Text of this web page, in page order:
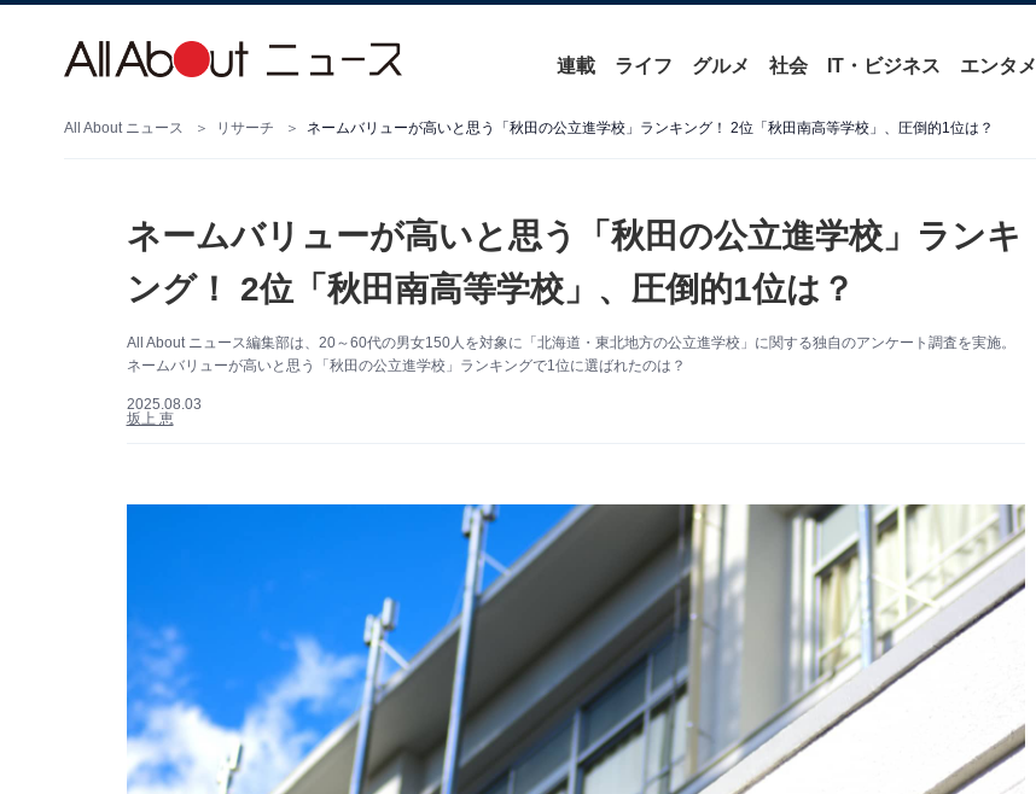
連載 ライフ グルメ 社会 IT・ビジネス エンタメ
All About ニュース リサーチ ネームバリューが高いと思う「秋田の公立進学校」ランキング！ 2位「秋田南高等学校」、圧倒的1位は？
ネームバリューが高いと思う「秋田の公立進学校」ランキ
ング！ 2位「秋田南高等学校」、圧倒的1位は？
All About ニュース編集部は、20～60代の男女150人を対象に「北海道・東北地方の公立進学校」に関する独自のアンケート調査を実施。
ネームバリューが高いと思う「秋田の公立進学校」ランキングで1位に選ばれたのは？
2025.08.03
坂上 恵